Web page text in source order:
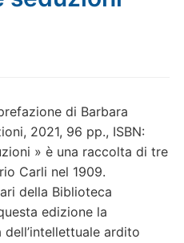
di Barbara
2021, 96 pp., ISBN:
» è una raccolta di tre
Carli nel 1909.
della Biblioteca
edizione la
ardito